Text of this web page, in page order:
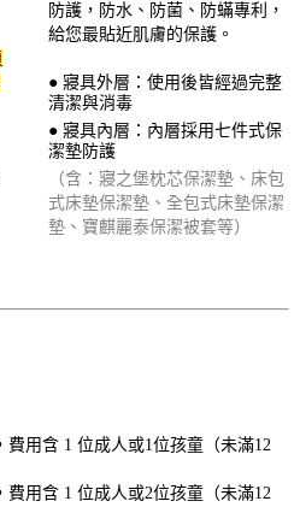
防護，防水、防菌、防蟎專利，
給您最貼近肌膚的保護。
● 寢具外層：使用後皆經過完整
清潔與消毒
● 寢具內層：內層採用七件式保
潔墊防護
（含：寢之堡枕芯保潔墊、床包
式床墊保潔墊、全包式床墊保潔
墊、寶麒麗泰保潔被套等）
費用含 1 位成人或1位孩童（未滿12
費用含 1 位成人或2位孩童（未滿12